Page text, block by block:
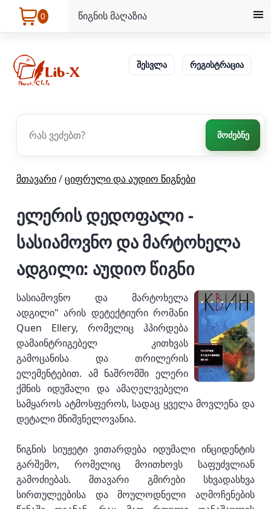
0 წიგნის მაღაზია
შესვლა რეგისტრაცია
მოძებნე
მთავარი/ციფრული და აუდიო წიგნები
ელერის დედოფალი -
სასიამოვნო და მარტოხელა
ადგილი: აუდიო წიგნი
სასიამოვნო და მარტოხელა
ადგილი" არის დეტექტიური რომანი
Quen Ellery, რომელიც ჰპირდება
დამაინტრიგებელ კითხვას
გამოცანისა და თრილერის
ელემენტებით. ამ ნაშრომში ელერი
ქმნის იდუმალი და ამაღელვებელი
სამყაროს ატმოსფეროს, სადაც ყველა მოვლენა და
დეტალი მნიშვნელოვანია.
წიგნის სიუჟეტი ვითარდება იდუმალი ინციდენტის
გარშემო, რომელიც მოითხოვს საფუძვლიან
გამოძიებას. მთავარი გმირები სხვადასხვა
სირთულეებისა და მოულოდნელი აღმოჩენების